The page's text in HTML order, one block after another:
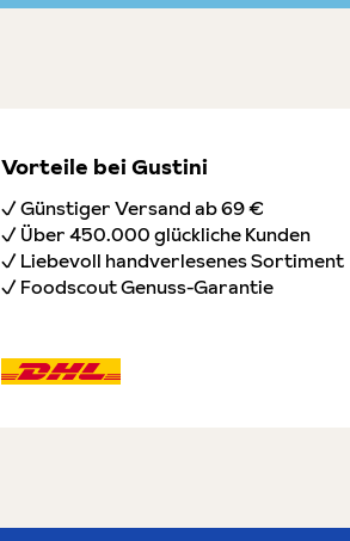
Vorteile bei Gustini
✓ Günstiger Versand ab 69 €
✓ Über 450.000 glückliche Kunden
✓ Liebevoll handverlesenes Sortiment
✓ Foodscout Genuss-Garantie